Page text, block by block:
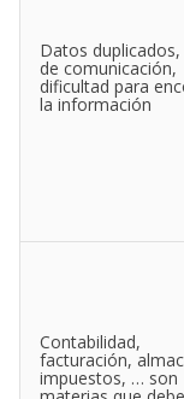
Datos
de comunicación,
dificultad para
la información
Contabilidad,
facturación,
impuestos, … son